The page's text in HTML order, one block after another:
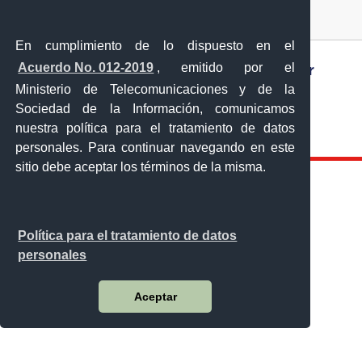
En cumplimiento de lo dispuesto en el
Acuerdo No. 012-2019 , emitido por el
Ministerio de Telecomunicaciones y de la
Sociedad de la Información, comunicamos
nuestra política para el tratamiento de datos
personales. Para continuar navegando en este
sitio debe aceptar los términos de la misma.
Política para el tratamiento de datos
personales
Aceptar
Sánchez y Cifuentes y Juan de Velasco esquina,
Ibarra - Ecuador